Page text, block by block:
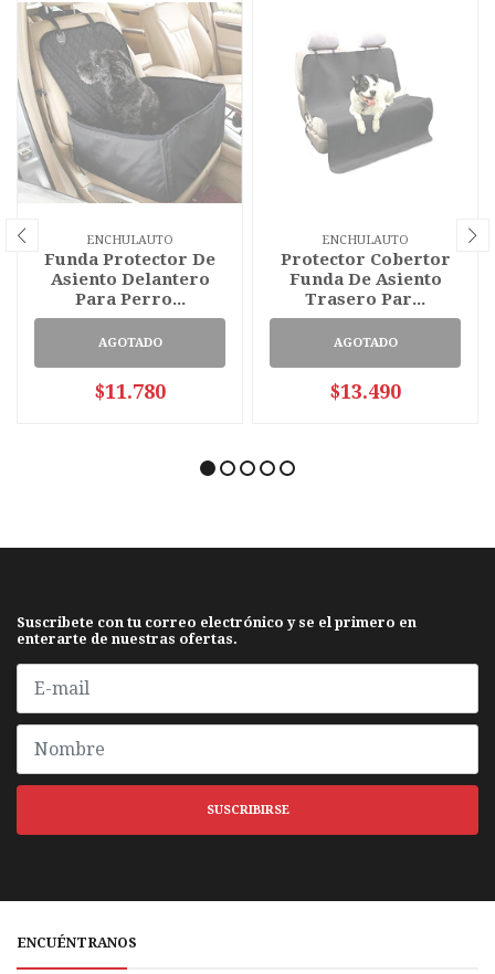
ENCHULAUTO
Funda Protector De
Asiento Delantero
Para Perro...
AGOTADO
$11.780
ENCHULAUTO
Protector Cobertor
Funda De Asiento
Trasero Par...
AGOTADO
$13.490
Suscribete con tu correo electrónico y se el primero en
enterarte de nuestras ofertas.
SUSCRIBIRSE
ENCUÉNTRANOS